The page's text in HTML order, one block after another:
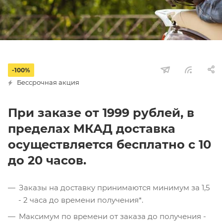
-100%
Бессрочная акция
При заказе от 1999 рублей, в
пределах МКАД доставка
осуществляется бесплатно с 10
до 20 часов.
Заказы на доставку принимаются минимум за 1,5
- 2 часа до времени получения*.
Максимум по времени от заказа до получения -